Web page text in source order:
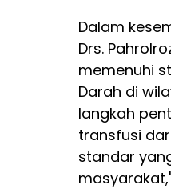
Dalam
Drs.
memenuhi
Darah di
langkah
transfusi
standar